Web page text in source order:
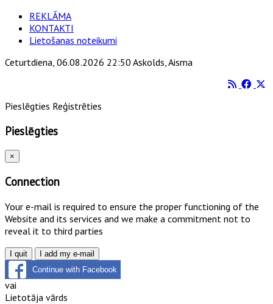
REKLĀMA
KONTAKTI
Lietošanas noteikumi
Ceturtdiena, 06.08.2026 22:50 Askolds, Aisma
Pieslēgties Reģistrēties
Pieslēgties
×
Connection
Your e-mail is required to ensure the proper functioning of the
Website and its services and we make a commitment not to
reveal it to third parties
I quit
I add my e-mail
Continue with Facebook
vai
Lietotāja vārds